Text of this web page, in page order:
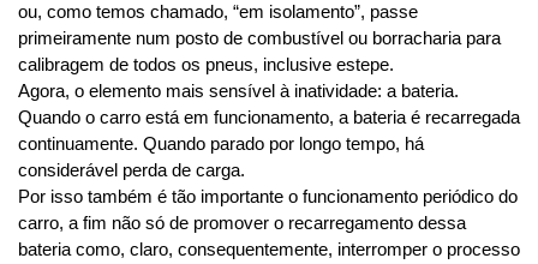
ou, como temos chamado, “em isolamento”, passe
primeiramente num posto de combustível ou borracharia para
calibragem de todos os pneus, inclusive estepe.
Agora, o elemento mais sensível à inatividade: a bateria.
Quando o carro está em funcionamento, a bateria é recarregada
continuamente. Quando parado por longo tempo, há
considerável perda de carga.
Por isso também é tão importante o funcionamento periódico do
carro, a fim não só de promover o recarregamento dessa
bateria como, claro, consequentemente, interromper o processo